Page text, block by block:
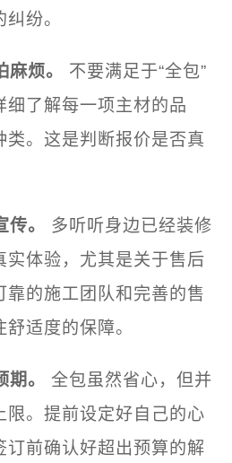
纷。
烦。
不要满足于“全包”
细了解每一项主材的品
类。这是判断报价是否真
。
多听听身边已经装修
实体验，尤其是关于售后
靠的施工团队和完善的售
适度的保障。
。
全包虽然省心，但并
限。提前设定好自己的心
订前确认好超出预算的解